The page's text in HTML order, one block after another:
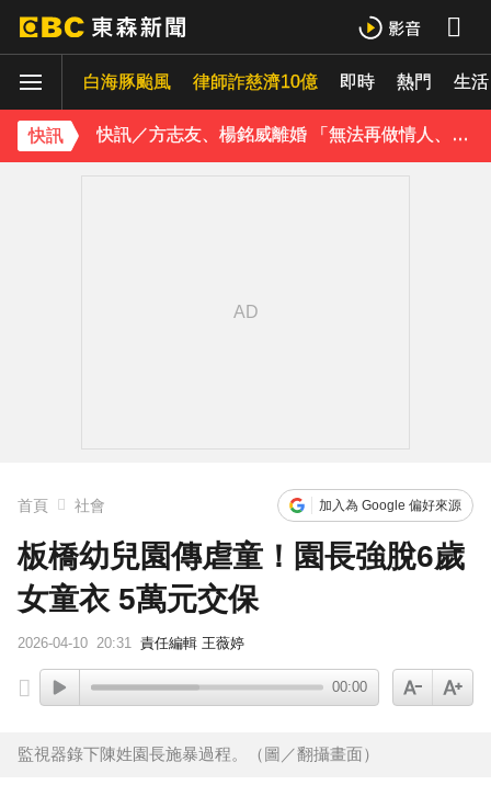
白海豚颱風 律師詐慈濟10億 即時 熱門 生活
快訊
玉澤演巡演首站獻給台北！加碼「自拍+簽名會」 寵粉無極限
快訊／方志友、楊銘威離婚 「無法再做情人、永遠是家人」
橋上懸掛5屍體！墨西哥小鎮爆慘案 居民嘆：晚上如鬼城
首頁 社會 加入為 Google 偏好來源
板橋幼兒園傳虐童！園長強脫6歲
女童衣 5萬元交保
2026-04-10 20:31 責任編輯 王薇婷
00:00
監視器錄下陳姓園長施暴過程。（圖／翻攝畫面）